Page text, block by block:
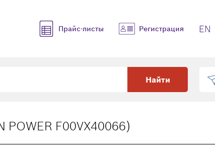
Прайс-листы Регистрация EN
Найти
POWER F00VX40066)